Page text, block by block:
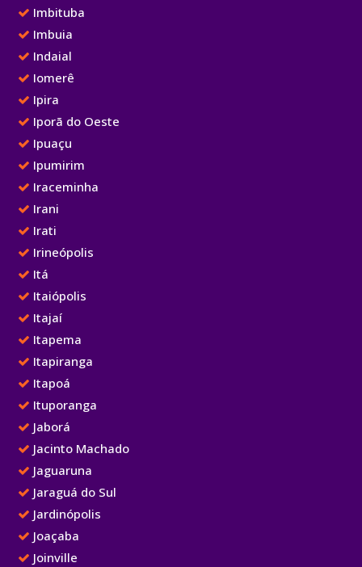
Imbituba
Imbuia
Indaial
Iomerê
Ipira
Iporã do Oeste
Ipuaçu
Ipumirim
Iraceminha
Irani
Irati
Irineópolis
Itá
Itaiópolis
Itajaí
Itapema
Itapiranga
Itapoá
Ituporanga
Jaborá
Jacinto Machado
Jaguaruna
Jaraguá do Sul
Jardinópolis
Joaçaba
Joinville